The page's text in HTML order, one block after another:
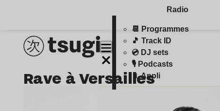
Radio
📆 Programmes
🎵 Track ID
💿 DJ sets
🎙️ Podcasts
📱 Appli
Rave à Versailles